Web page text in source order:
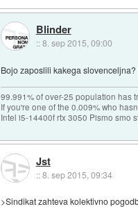
Blinder
::8. sep 2015, 09:00
Bojo zaposlili kakega
99.991% of over-25 population has
If you're one of the 0.009% who
Intel i5-14400f rtx 3050 Pismo smo
Jst
::8. sep 2015, 09:34
>Sindikat zahteva kolektivno